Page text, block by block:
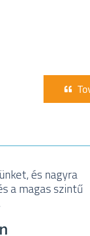
és nagyra
a magas szintű